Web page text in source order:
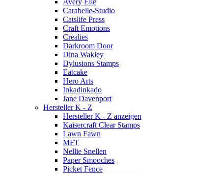
Carabelle-Studio
Catslife Press
Craft Emotions
Crealies
Darkroom Door
Dina Wakley
Dylusions Stamps
Eatcake
Hero Arts
Inkadinkado
Jane Davenport
Hersteller K - Z
Hersteller K - Z anzeigen
Kaisercraft Clear Stamps
Lawn Fawn
MFT
Nellie Snellen
Paper Smooches
Picket Fence